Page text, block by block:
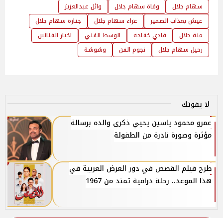
سهام جلال وفاة سهام جلال
وائل عبدالعزيز
عيش بعذاب الضمير
عزاء سهام جلال
جنازة سهام جلال
منة جلال
فادي خفاجة الوسط الفني
اخبار الفنانين
رحيل سهام جلال
نجوم الفن وشوشة
لا يفوتك
عمرو محمود ياسين يحيي ذكرى والده برسالة
مؤثرة وصورة نادرة من الطفولة
طرح فيلم القصص في دور العرض العربية في
هذا الموعد.. رحلة درامية تمتد من 1967